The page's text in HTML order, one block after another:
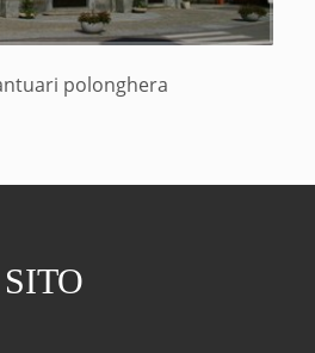
polonghera